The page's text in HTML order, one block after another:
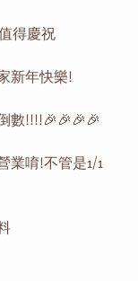
得慶祝
新年快樂!
數!!!!🎉🎉🎉🎉
業唷!不管是1/1